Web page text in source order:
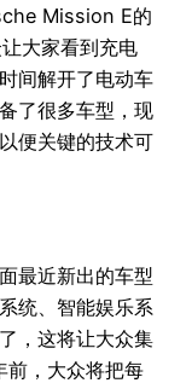
Mission E的
大家看到充电
间解开了电动车
了很多车型，现
便关键的技术可
最近新出的车型
统、智能娱乐系
，这将让大众集
前，大众将把每